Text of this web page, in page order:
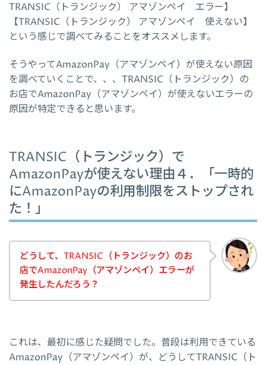
TRANSIC（トランジック） アマゾンペイ エラー】
【TRANSIC（トランジック） アマゾンペイ 使えない】
という感じで調べてみることをオススメします。
そうやってAmazonPay（アマゾンペイ）が使えない原因
を調べていくことで、、、TRANSIC（トランジック）の
お店でAmazonPay（アマゾンペイ）が使えないエラーの
原因が特定できると思います。
TRANSIC（トランジック）で
AmazonPayが使えない理由４．「一時的
にAmazonPayの利用制限をストップされ
た！」
どうして、TRANSIC（トランジック）のお
店でAmazonPay（アマゾンペイ）エラーが
発生したんだろう？
これは、最初に感じた疑問でした。普段は利用できている
AmazonPay（アマゾンペイ）が、どうしてTRANSIC（ト